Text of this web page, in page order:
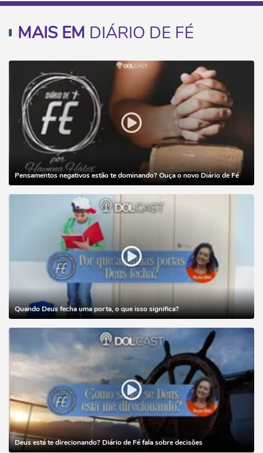
MAIS EM DIÁRIO DE FÉ
Pensamentos negativos estão te dominando? Ouça o novo Diário de Fé
Quando Deus fecha uma porta, o que isso significa?
Deus está te direcionando? Diário de Fé fala sobre decisões